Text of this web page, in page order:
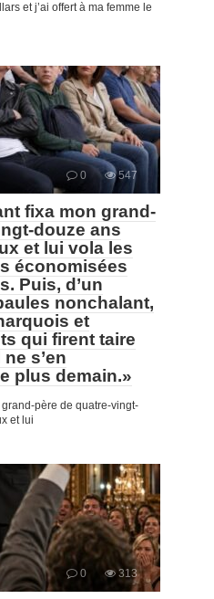
et j’ai offert à ma femme le
0 547
fixa mon grand-
douze ans
et lui vola les
économisées
Puis, d’un
nonchalant,
et
qui firent taire
s’en
plus demain.»
grand-père de quatre-vingt-
et lui
0 313